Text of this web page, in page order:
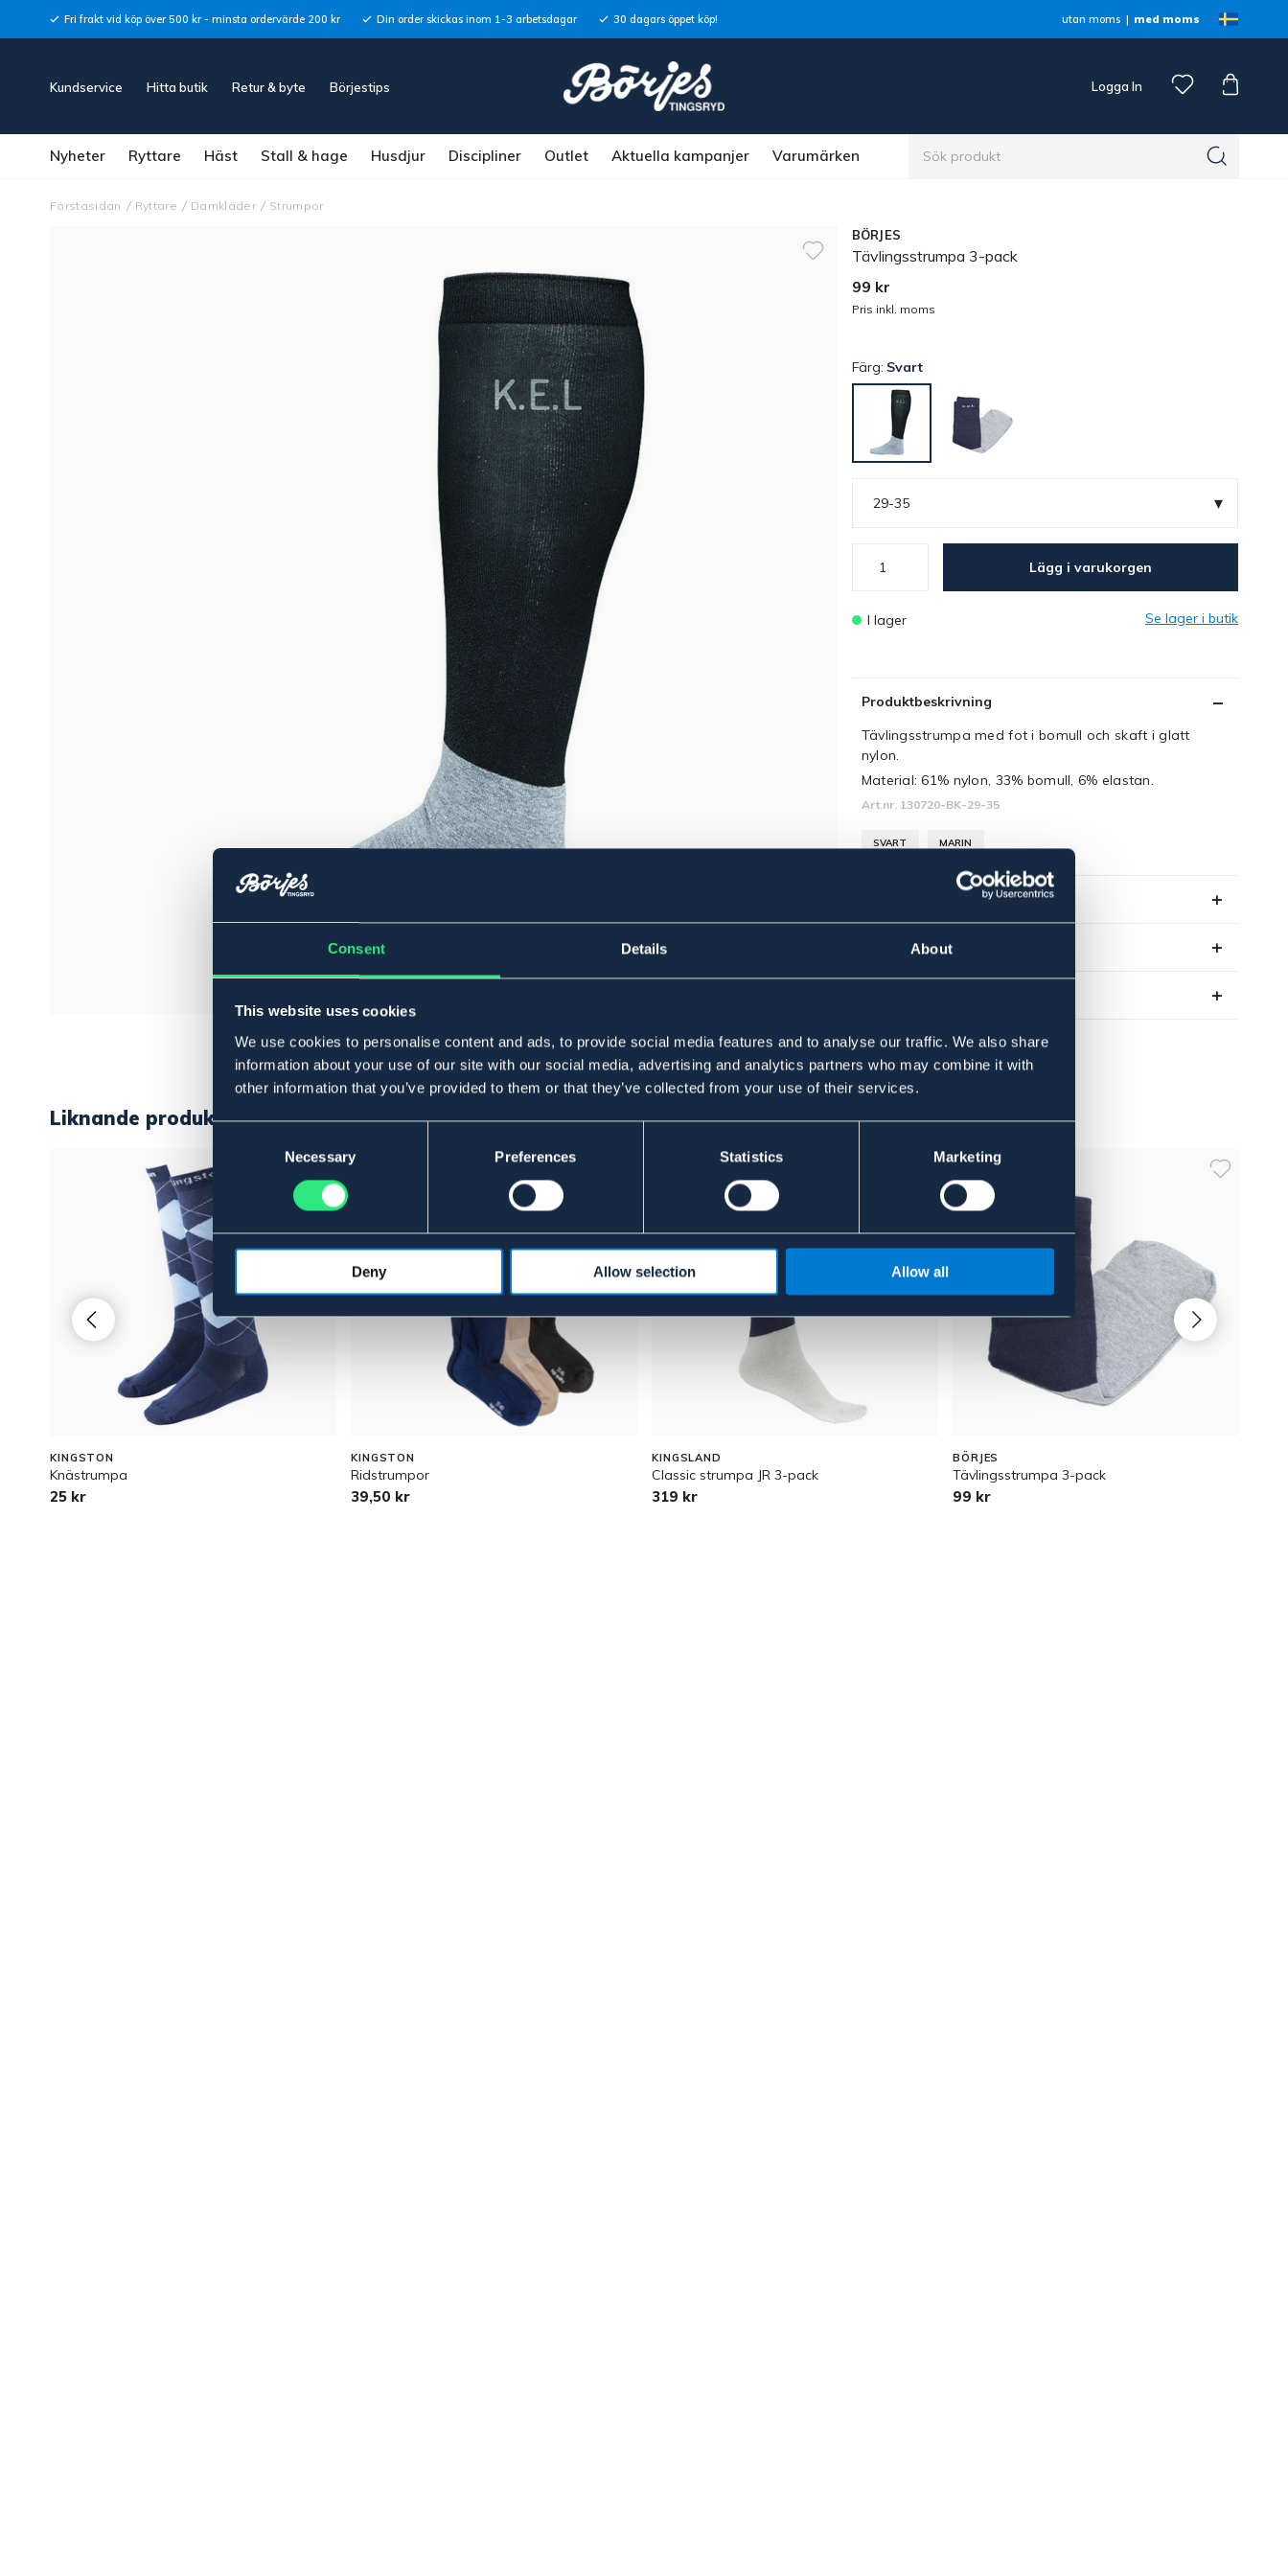
Consent Details About
This website uses cookies
We use cookies to personalise content and ads, to provide social media features and to analyse our traffic. We also share
information about your use of our site with our social media, advertising and analytics partners who may combine it with
other information that you’ve provided to them or that they’ve collected from your use of their services.
Necessary Preferences Statistics Marketing
Deny Allow selection Allow all
Fri frakt vid köp över 500 kr - minsta ordervärde 200 kr Din order skickas inom 1-3 arbetsdagar 30 dagars öppet köp! utan moms med moms
Kundservice Hitta butik Retur & byte Börjestips Logga In
Nyheter Ryttare Häst Stall & hage Husdjur Discipliner Outlet Aktuella kampanjer Varumärken
Förstasidan Ryttare Damkläder Strumpor
BÖRJES
Tävlingsstrumpa 3-pack
99 kr
Pris inkl. moms
Färg: Svart
29-35 ▾
Lägg i varukorgen
I lager Se lager i butik
Produktbeskrivning
Tävlingsstrumpa med fot i bomull och skaft i glatt
nylon.
Material: 61% nylon, 33% bomull, 6% elastan.
Art.nr. 130720-BK-29-35
SVART MARIN
Recensioner
Liknande produkter
KINGSTON
Knästrumpa
25 kr
KINGSTON
Ridstrumpor
39,50 kr
KINGSLAND
Classic strumpa JR 3-pack
319 kr
BÖRJES
Tävlingsstrumpa 3-pack
99 kr